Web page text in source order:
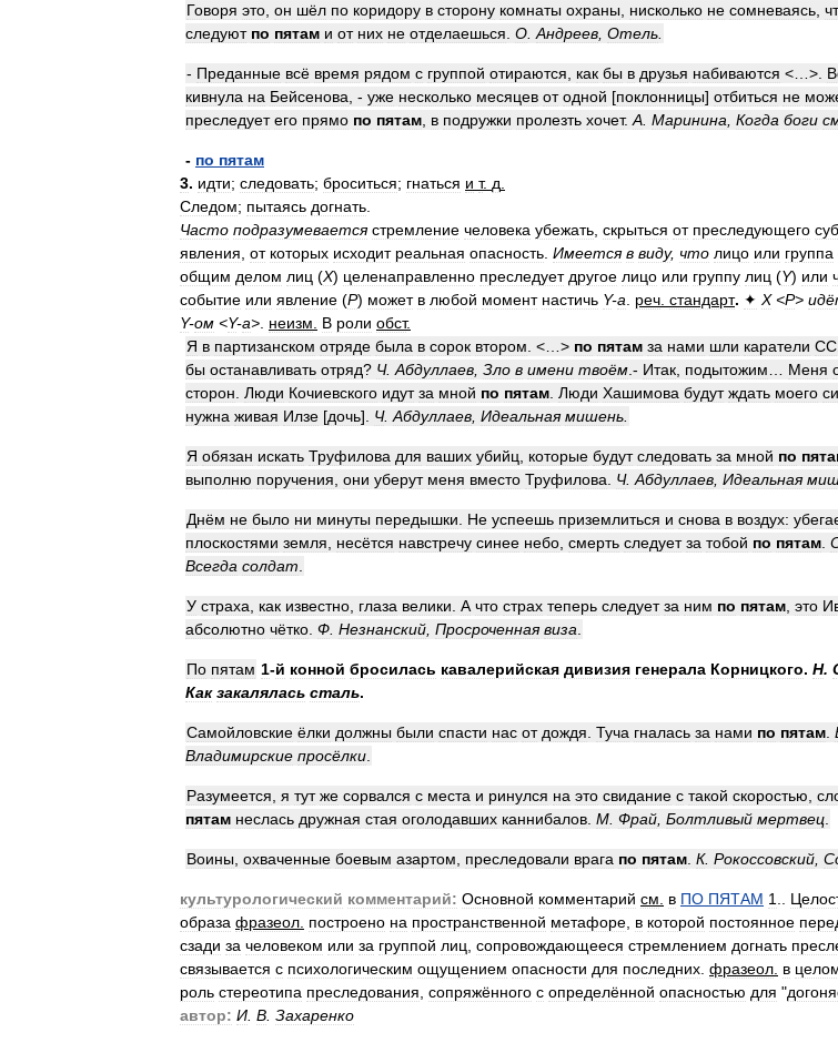
Говоря это он шёл по коридору в сторону комнаты охраны нисколько не сомневаясь
следуют по пятам и от них не отделаешься О Андреев Отель
- Преданные всё время рядом с группой отираются как бы в друзья набиваются <…>.
кивнула на Бейсенова , - уже несколько месяцев от одной [поклонницы] отбиться не
преследует его прямо по пятам в подружки пролезть хочет. А Маринина Когда боги
- по пятам
3. идти; следовать; броситься; гнаться и т. д
Следом; пытаясь догнать
Часто подразумевается стремление человека убежать скрыться от преследующего
явления от которых исходит реальная опасность Имеется в виду, что лицо или группа
общим делом лиц (Х) целенаправленно преследует другое лицо или группу лиц (Y) или
событие или явление (Р) может в любой момент настичь Y-а реч стандарт. ✦ Х<P>
Y-ом <Y-а> неизм В роли обст.
Я в партизанском отряде была в сорок втором . <…> по пятам за нами шли каратели СС
бы останавливать отряд? Ч. Абдуллаев Зло в имени твоём .- Итак подытожим Меня
сторон Люди Кочиевского идут за мной по пятам Люди Хашимова будут ждать моего
нужна живая Илзе [дочь]. Ч. Абдуллаев Идеальная мишень
Я обязан искать Труфилова для ваших убийц которые будут следовать за мной по
выполню поручения они уберут меня вместо Труфилова Ч. Абдуллаев Идеальная
Днём не было ни минуты передышки Не успеешь приземлиться и снова в воздух:
плоскостями земля несётся навстречу синее небо смерть следует за тобой по пятам
Всегда солдат
У страха как известно глаза велики А что страх теперь следует за ним по пятам это
абсолютно чётко Ф Незнанский Просроченная виза
По пятам 1-й конной бросилась кавалерийская дивизия генерала Корницкого. Н.
Как закалялась сталь.
Самойловские ёлки должны были спасти нас от дождя Туча гналась за нами по пятам
Владимирские просёлки
Разумеется я тут же сорвался с места и ринулся на это свидание с такой скоростью
пятам неслась дружная стая оголодавших каннибалов М Фрай Болтливый мертвец
Воины охваченные боевым азартом преследовали врага по пятам К. Рокоссовский
культурологический комментарий: Основной комментарий см в ПО ПЯТАМ 1
образа фразеол построено на пространственной метафоре в которой постоянное
сзади за человеком или за группой лиц сопровождающееся стремлением догнать
связывается с психологическим ощущением опасности для последних фразеол в
роль стереотипа преследования сопряжённого с определённой опасностью для "
автор: И В Захаренко